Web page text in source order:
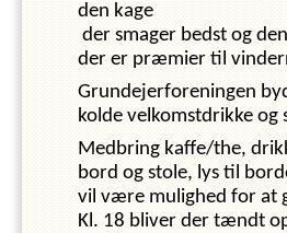
den kage
der smager bedst og
der er præmier til
Grundejerforeningen
kolde velkomstdrikke og
Medbring kaffe/the,
bord og stole, lys til
vil være mulighed for at
Kl. 18 bliver der tændt